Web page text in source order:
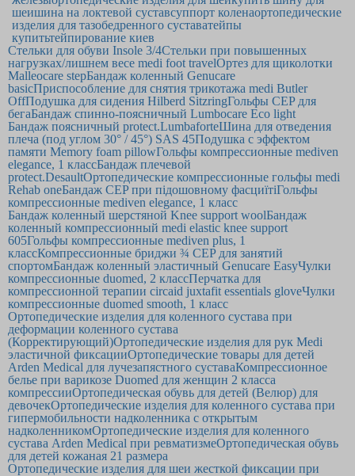
шеишина на локтевой суставсуппорт коленаортопедические
изделия для тазобедренного суставатейпы
купитьтейпирование киев
Стельки для обуви Insole 3/4Стельки при повышенных
нагрузках/лишнем весе medi foot travelОртез для щиколотки
Malleocare stepБандаж коленный Genucare
basicПриспособление для снятия трикотажа medi Butler
OffПодушка для сидения Hilberd SitzringГольфы CEP для
бегаБандаж спинно-поясничный Lumbocare Eco light
Бандаж поясничный protect.LumbaforteШина для отведения
плеча (под углом 30° / 45°) SAS 45Подушка с эффектом
памяти Memory foam pillowГольфы компрессионные mediven
elegance, 1 классБандаж плечевой
protect.DesaultОртопедические компрессионные гольфы medi
Rehab oneБандаж CEP при підошовному фасциїтіГольфы
компрессионные mediven elegance, 1 класс
Бандаж коленный шерстяной Knee support woolБандаж
коленный компрессионный medi elastic knee support
605Гольфы компрессионные mediven plus, 1
классКомпрессионные бриджи ¾ CEP для занятий
спортомБандаж коленный эластичный Genucare EasyЧулки
компрессионные duomed, 2 классПерчатка для
компрессионной терапии circaid juxtafit essentials gloveЧулки
компрессионные duomed smooth, 1 класс
Ортопедические изделия для коленного сустава при
деформации коленного сустава
(Корректирующий)Ортопедические изделия для рук Medi
эластичной фиксацииОртопедические товары для детей
Arden Medical для лучезапястного суставаКомпрессионное
белье при варикозе Duomed для женщин 2 класса
компрессииОртопедическая обувь для детей (Велюр) для
девочекОртопедические изделия для коленного сустава при
гипермобильности надколенника с открытым
надколенникомОртопедические изделия для коленного
сустава Arden Medical при ревматизмеОртопедическая обувь
для детей кожаная 21 размера
Ортопедические изделия для шеи жесткой фиксации при